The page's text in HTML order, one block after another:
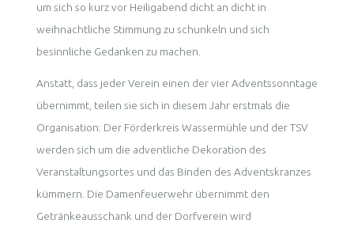
um sich so kurz vor Heiligabend dicht an dicht in
weihnachtliche Stimmung zu schunkeln und sich
besinnliche Gedanken zu machen.
Anstatt, dass jeder Verein einen der vier Adventssonntage
übernimmt, teilen sie sich in diesem Jahr erstmals die
Organisation: Der Förderkreis Wassermühle und der TSV
werden sich um die adventliche Dekoration des
Veranstaltungsortes und das Binden des Adventskranzes
kümmern. Die Damenfeuerwehr übernimmt den
Getränkeausschank und der Dorfverein wird